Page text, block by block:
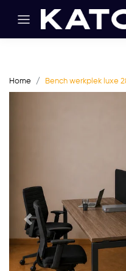
Home Bench werkplek luxe
Vorige